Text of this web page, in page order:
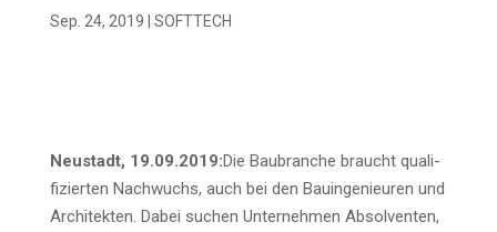
Sep. 24, 2019 SOFTTECH
Neu­stadt, 19.09.2019:Die Bau­bran­che braucht qua­li­
fi­zier­ten Nach­wuchs, auch bei den Bau­in­ge­nieu­ren und
Archi­tek­ten. Dabei suchen Unter­neh­men Absol­ven­ten,